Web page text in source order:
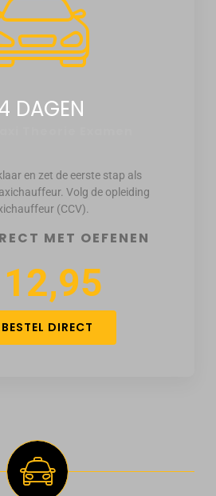
DAGEN
en zet de eerste stap als
Volg de opleiding
(CCV).
MET OEFENEN
BESTEL DIRECT